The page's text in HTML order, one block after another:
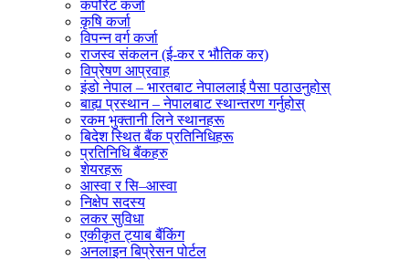
कर्पोरेट कर्जा
कृषि कर्जा
विपन्न वर्ग कर्जा
राजस्व संकलन (ई-कर र भौतिक कर)
विप्रेषण आप्रवाह
इंडो नेपाल – भारतबाट नेपाललाई पैसा पठाउनुहोस्
बाह्य प्रस्थान – नेपालबाट स्थान्तरण गर्नुहोस्
रकम भुक्तानी लिने स्थानहरू
बिदेश स्थित बैंक प्रतिनिधिहरू
प्रतिनिधि बैंकहरु
शेयरहरू
आस्वा र सि–आस्वा
निक्षेप सदस्य
लकर सुविधा
एकीकृत ट्याब बैंकिंग
अनलाइन बिप्रेसन पोर्टल